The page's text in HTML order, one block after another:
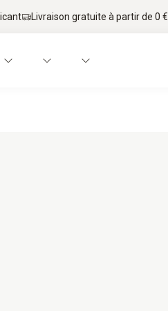
Livraison gratuite à partir de 0 €